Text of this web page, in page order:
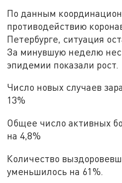
По данным
противодействию
Петербурге, ситуация
За минувшую неделю
эпидемии показали рост.
Число новых случаев
13%
Общее число активных
на 4,8%
Количество
уменьшилось на 61%.